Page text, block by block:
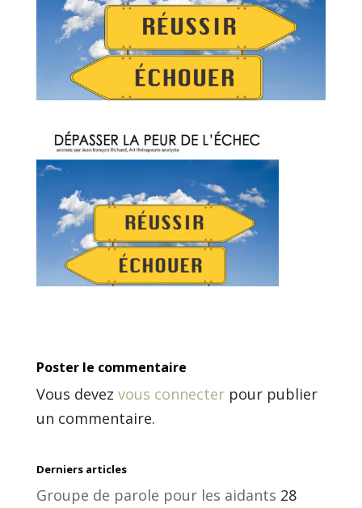
Poster le commentaire
Vous devez vous connecterpour publier
un commentaire.
Derniers articles
Groupe de parole pour les aidants 28